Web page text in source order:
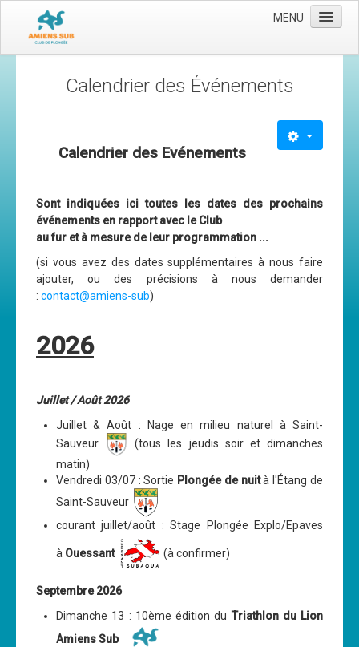
MENU
L'équipe
Nos activités
Apnée
Baptèmes
Plongée adultes
Adhérer
Dernières nouvelles
Calendrier
Voyages et séjours
Planning piscine
Calendrier des Événements
Calendrier des Evénements
Sont indiquées ici toutes les dates des prochains
événements en rapport avec le Club
au fur et à mesure de leur programmation ...
(si vous avez des dates supplémentaires à nous faire
ajouter, ou des précisions à nous demander
: contact@amiens-sub)
2026
Juillet / Août 2026
Juillet & Août : Nage en milieu naturel à Saint-
Sauveur
(tous les jeudis soir et dimanches
matin)
Vendredi 03/07 : Sortie Plongée de nuità l'Étang de
Saint-Sauveur
courant juillet/août : Stage Plongée Explo/Epaves
à Ouessant (à confirmer)
Septembre 2026
Dimanche 13 : 10ème édition du Triathlon du Lion
Amiens Sub